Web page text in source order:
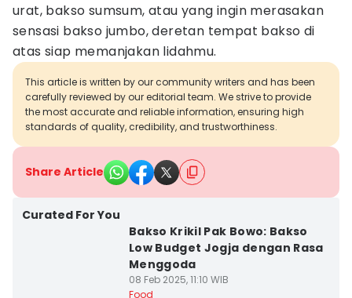
urat, bakso sumsum, atau yang ingin merasakan
sensasi bakso jumbo, deretan tempat bakso di
atas siap memanjakan lidahmu.
This article is written by our community writers and has been
carefully reviewed by our editorial team. We strive to provide
the most accurate and reliable information, ensuring high
standards of quality, credibility, and trustworthiness.
Share Article
Curated For You
Bakso Krikil Pak Bowo: Bakso
Low Budget Jogja dengan Rasa
Menggoda
08 Feb 2025, 11:10 WIB
Food